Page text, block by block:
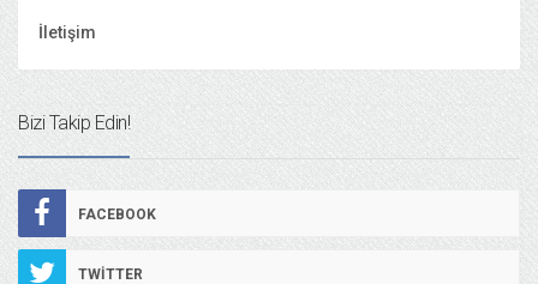
İletişim
Bizi Takip Edin!
FACEBOOK
TWITTER